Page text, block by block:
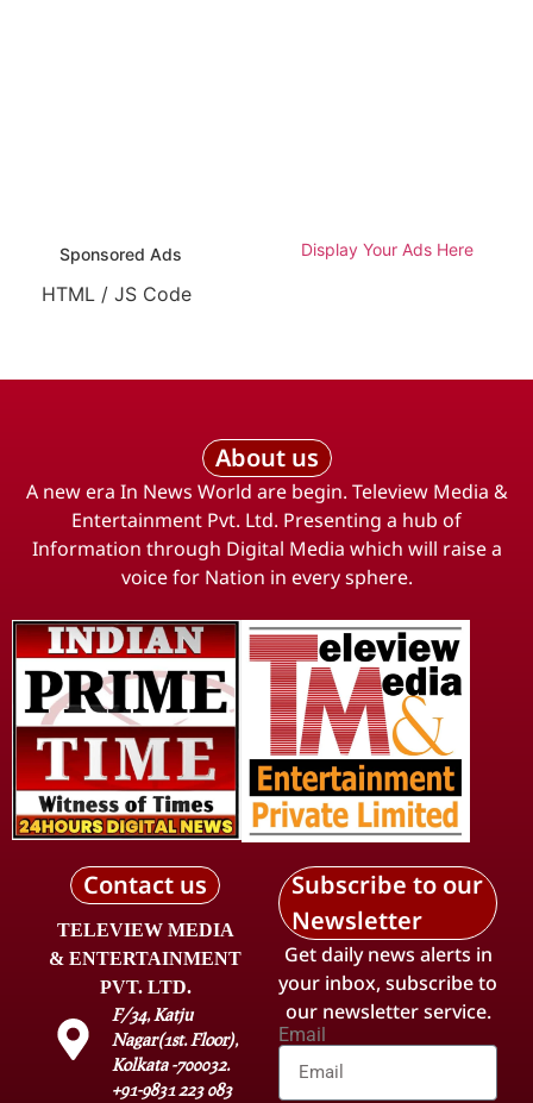
Sponsored Ads Display Your Ads Here
HTML / JS Code
About us
A new era In News World are begin. Teleview Media &
Entertainment Pvt. Ltd. Presenting a hub of
Information through Digital Media which will raise a
voice for Nation in every sphere.
Contact us
TELEVIEW MEDIA
& ENTERTAINMENT
PVT. LTD.
F/34, Katju
Nagar(1st. Floor),
Kolkata -700032.
+91-9831 223 083
Subscribe to our
Newsletter
Get daily news alerts in
your inbox, subscribe to
our newsletter service.
Email